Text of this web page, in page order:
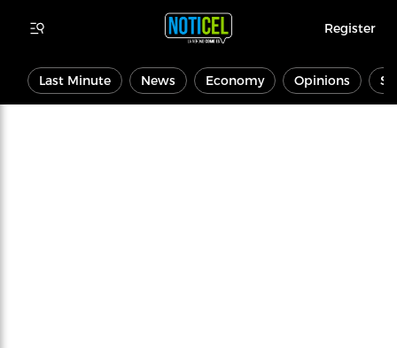
Register
Last Minute News Economy Opinions